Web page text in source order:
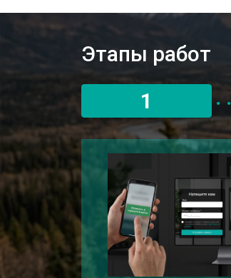
Этапы работ
1